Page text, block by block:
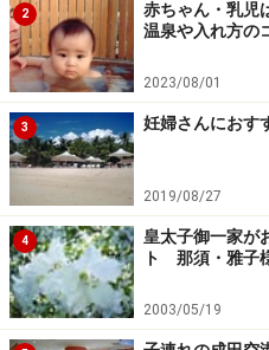
2
赤ちゃん・乳児
温泉や入れ方の
2023/08/01
3 妊婦さんにおす
2019/08/27
4
皇太子御一家が
ト 那須・雅子
2003/05/19